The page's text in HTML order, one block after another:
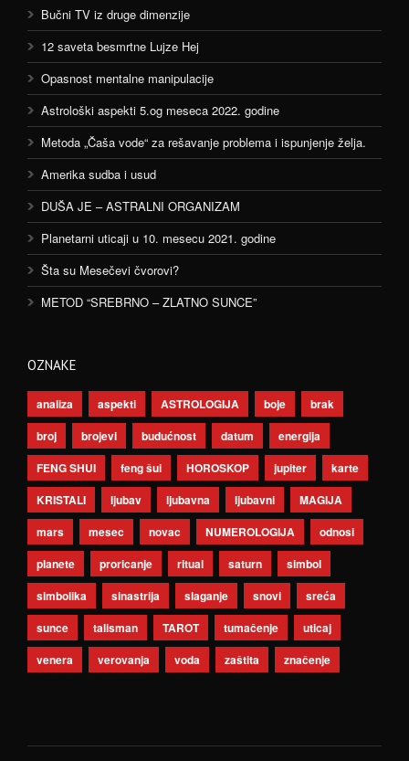
Bučni TV iz druge dimenzije
12 saveta besmrtne Lujze Hej
Opasnost mentalne manipulacije
Astrološki aspekti 5.og meseca 2022. godine
Metoda „Čaša vode“ za rešavanje problema i ispunjenje želja.
Amerika sudba i usud
DUŠA JE – ASTRALNI ORGANIZAM
Planetarni uticaji u 10. mesecu 2021. godine
Šta su Mesečevi čvorovi?
METOD “SREBRNO – ZLATNO SUNCE”
OZNAKE
analiza aspekti ASTROLOGIJA boje
brak
broj
brojevi budućnost datum
energija
FENG SHUI
feng šui HOROSKOP jupiter
karte
KRISTALI
ljubav ljubavna ljubavni
MAGIJA
mars
mesec novac NUMEROLOGIJA
odnosi
planete
proricanje ritual saturn
simbol
simbolika
sinastrija slaganje snovi
sreća
sunce
talisman TAROT tumačenje
uticaj
venera
verovanja voda zaštita značenje